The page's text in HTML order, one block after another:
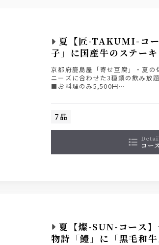
夏【匠-TAKUMI-コー
子」に国産牛のステー
京都府鹿島屋「寄せ豆腐」・夏
ニーズに合わせた3種類の飲み放
■お料理のみ5,500円
※各種飲み放題の詳細は【コース
7品
コ
夏【燦-SUN-コース
物詩「鱧」に「黒毛和